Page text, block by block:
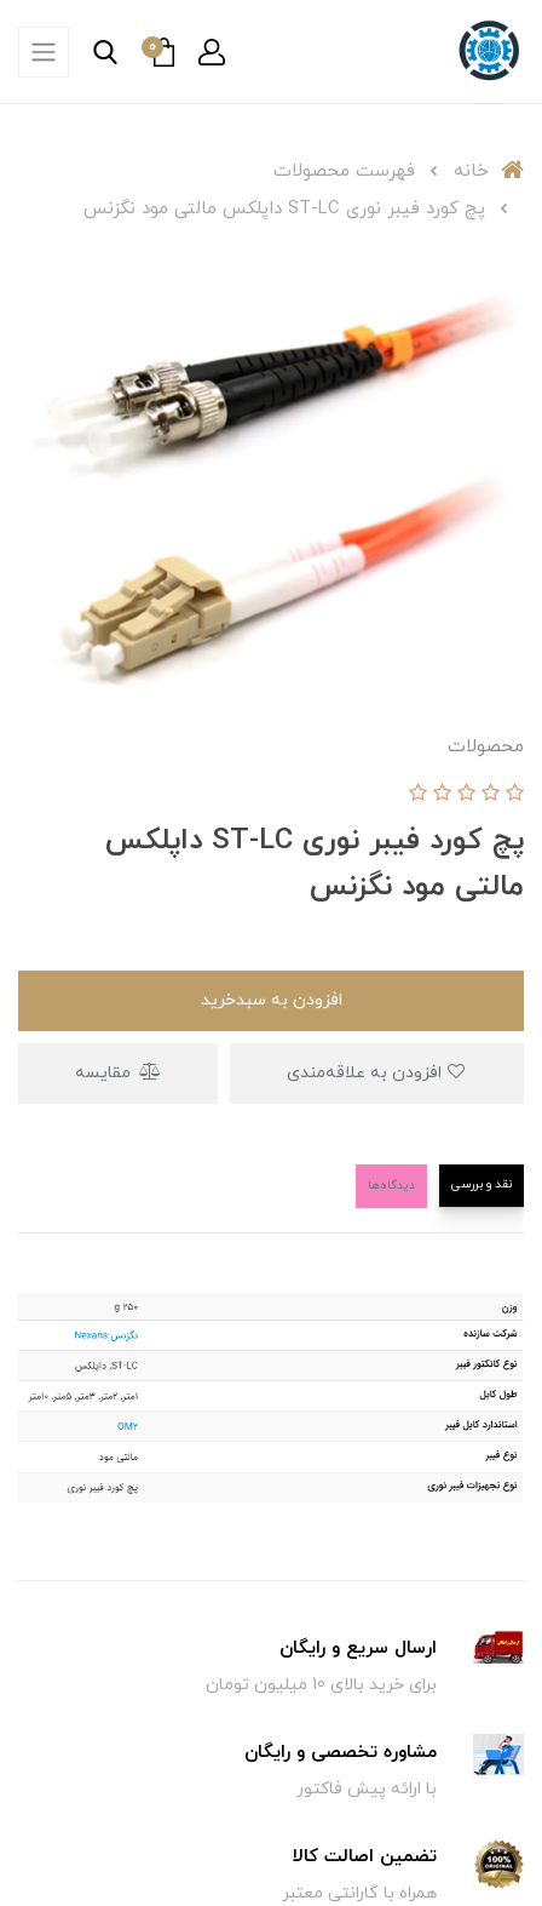
0
خانه
فهرست محصولات
پچ کورد فیبر نوری ST-LC داپلکس مالتی مود نگزنس
محصولات
پچ کورد فیبر نوری ST-LC داپلکس
مالتی مود نگزنس
افزودن به سبدخرید
مقایسه
نقد و بررسی دیدگاه‌ها
ارسال سریع و رایگان
برای خرید بالای 10 میلیون تومان
مشاوره تخصصی و رایگان
با ارائه پیش فاکتور
تضمین اصالت کالا
همراه با گارانتی معتبر